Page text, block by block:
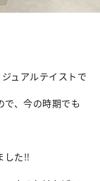
ュアルテイストで
で、今の時期でも
した‼︎